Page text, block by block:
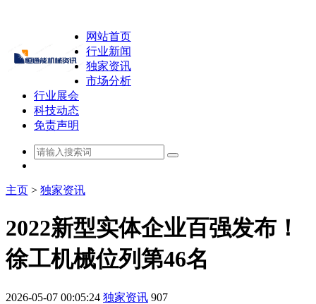
网站首页
行业新闻
独家资讯
市场分析
行业展会
科技动态
免责声明
主页 > 独家资讯
2022新型实体企业百强发布！
徐工机械位列第46名
2026-05-07 00:05:24 独家资讯 907